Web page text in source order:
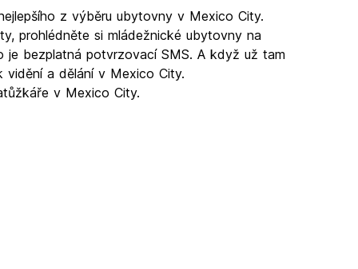
z výběru ubytovny v Mexico City.
prohlédněte si mládežnické ubytovny na
je bezplatná potvrzovací SMS. A když už tam
a dělání v Mexico City.
v Mexico City.